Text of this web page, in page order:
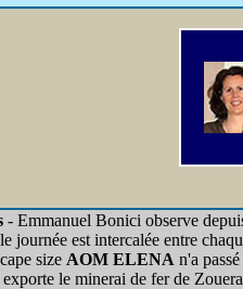
- Emmanuel Bonici observe
journée est intercalée entre
size AOM ELENA n'a
le minerai de fer de